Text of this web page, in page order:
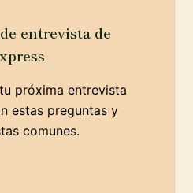
entrevista de
próxima entrevista
estas preguntas y
comunes.